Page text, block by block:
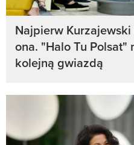
Najpierw
ona. "Halo Tu Polsat"
kolejną gwiazdą